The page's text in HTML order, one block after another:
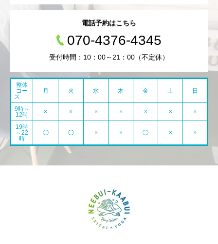
電話予約はこちら
070-4376-4345
受付時間：10：00～21：00（不定休）
整体
コー
ス
月 火 水 木 金 土 日
9時～
12時
× × × × × × ×
19時
～22
時
◯ ◯ × × ◯ × ×